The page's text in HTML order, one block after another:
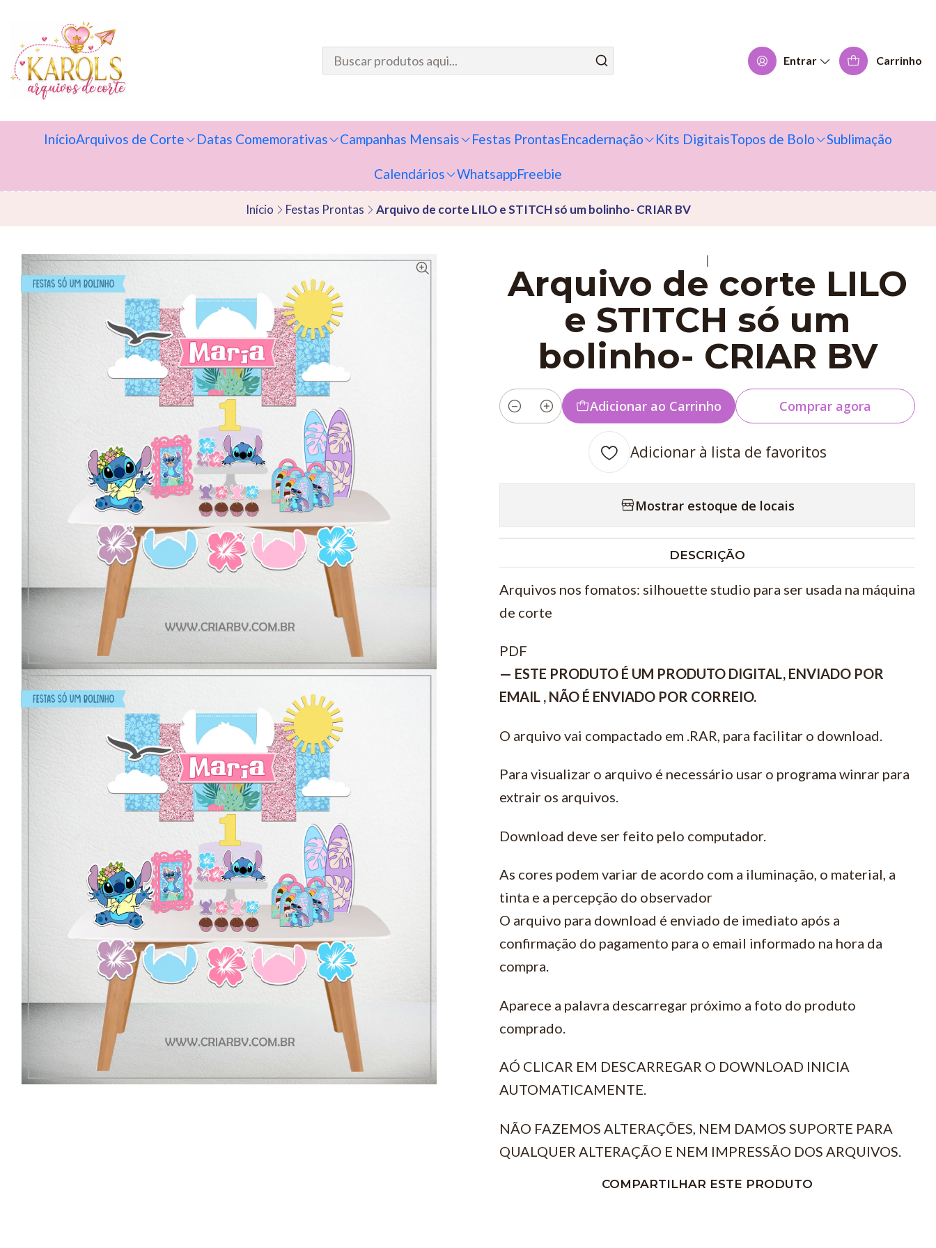
Entrar Carrinho
InícioArquivos de Corte Datas Comemorativas Campanhas Mensais Festas ProntasEncadernação Kits DigitaisTopos de Bolo Sublimação
Calendários WhatsappFreebie
Início Festas Prontas Arquivo de corte LILO e STITCH só um bolinho- CRIAR BV
|
Arquivo de corte LILO
e STITCH só um
bolinho- CRIAR BV
Quantidade
Adicionar ao Carrinho Comprar agora
Adicionar à lista de favoritos
Mostrar estoque de locais
DESCRIÇÃO
Arquivos nos fomatos: silhouette studio para ser usada na máquina
de corte
PDF
— ESTE PRODUTO É UM PRODUTO DIGITAL, ENVIADO POR
EMAIL , NÃO É ENVIADO POR CORREIO.
O arquivo vai compactado em .RAR, para facilitar o download.
Para visualizar o arquivo é necessário usar o programa winrar para
extrair os arquivos.
Download deve ser feito pelo computador.
As cores podem variar de acordo com a iluminação, o material, a
tinta e a percepção do observador
O arquivo para download é enviado de imediato após a
confirmação do pagamento para o email informado na hora da
compra.
Aparece a palavra descarregar próximo a foto do produto
comprado.
AÓ CLICAR EM DESCARREGAR O DOWNLOAD INICIA
AUTOMATICAMENTE.
NÃO FAZEMOS ALTERAÇÕES, NEM DAMOS SUPORTE PARA
QUALQUER ALTERAÇÃO E NEM IMPRESSÃO DOS ARQUIVOS.
COMPARTILHAR ESTE PRODUTO